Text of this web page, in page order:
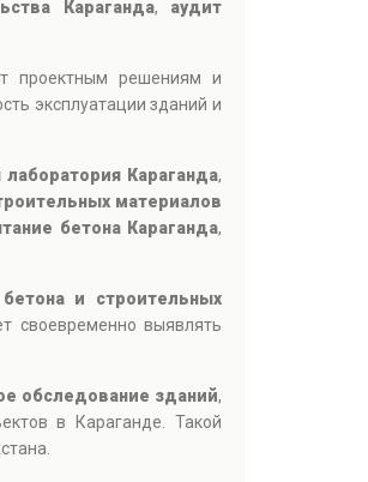
Караганда, аудит
проектным решениям и
эксплуатации зданий и
Караганда,
материалов
бетона Караганда,
и строительных
своевременно выявлять
обследование зданий,
в Караганде. Такой